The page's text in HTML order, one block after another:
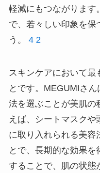
軽減にもつながります
で、若々しい印象を保
う。 4 2
スキンケアにおいて最
とです。MEGUMIさ
法を選ぶことが美肌の
えば、シートマスク
に取り入れられる美容
とで、長期的な効果
することで、肌の状態